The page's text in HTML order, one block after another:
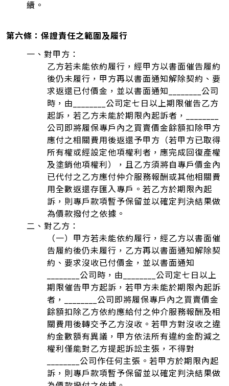
續。
第六條：保證責任之範圍及履行
一、對甲方：
乙方若未能依約履行，經甲方以書面催告履約
後仍未履行，甲方再以書面通知解除契約、要
求返還已付價金，並以書面通知________公司
時，由________公司定七日以上期限催告乙方
起訴，若乙方未能於期限內起訴者，________
公司即將履保專戶內之買賣價金餘額扣除甲方
應付之相關費用後返還予甲方（若甲方已取得
所有權或經設定他項權利者，應完成回復產權
及塗銷他項權利），且乙方須將自專戶價金內
已代付之乙方應付仲介服務報酬或其他相關費
用全數返還存匯入專戶。若乙方於期限內起
訴，則專戶款項暫予保留並以確定判決結果做
為價款撥付之依據。
二、對乙方：
（一）甲方若未能依約履行，經乙方以書面催
告履約後仍未履行，乙方再以書面通知解除契
約、要求沒收已付價金，並以書面通知
________公司時，由________公司定七日以上
期限催告甲方起訴，若甲方未能於期限內起訴
者，________公司即將履保專戶內之買賣價金
餘額扣除乙方依約應給付之仲介服務報酬及相
關費用後轉交予乙方沒收。若甲方對沒收之違
約金數額有異議，甲方依法所有違約金酌減之
權利僅能對乙方提起訴訟主張，不得對
________公司作任何主張。若甲方於期限內起
訴，則專戶款項暫予保留並以確定判決結果做